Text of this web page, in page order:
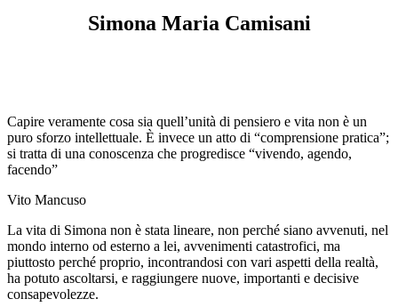
Simona Maria Camisani
Capire veramente cosa sia quell’unità di pensiero e vita non è un
puro sforzo intellettuale. È invece un atto di “comprensione pratica”;
si tratta di una conoscenza che progredisce “vivendo, agendo,
facendo”
Vito Mancuso
La vita di Simona non è stata lineare, non perché siano avvenuti, nel
mondo interno od esterno a lei, avvenimenti catastrofici, ma
piuttosto perché proprio, incontrandosi con vari aspetti della realtà,
ha potuto ascoltarsi, e raggiungere nuove, importanti e decisive
consapevolezze.